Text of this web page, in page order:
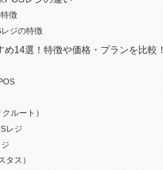
徴
ジの特徴
め14選！特徴や価格・プランを比較！
ルート）
レジ
タス）